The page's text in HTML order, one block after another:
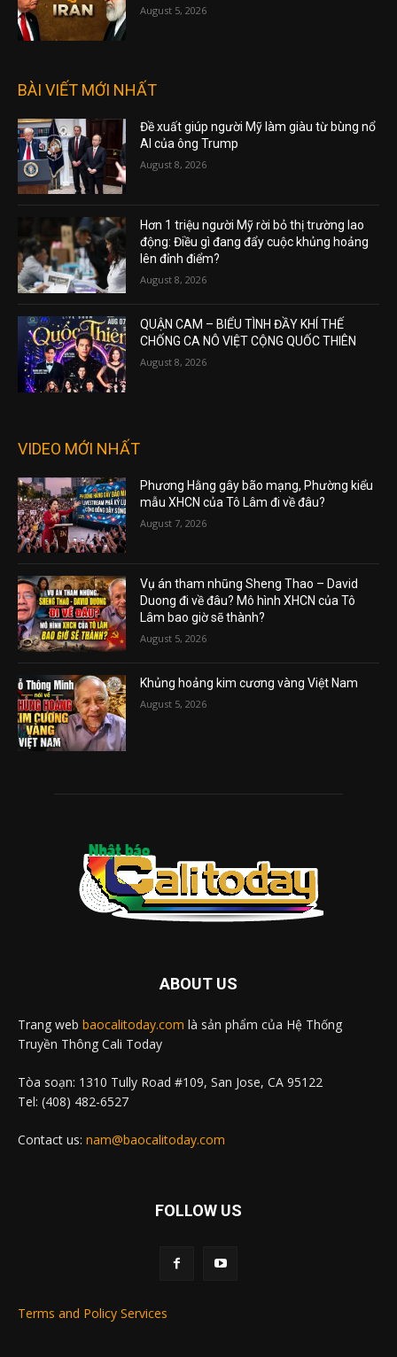
August 5, 2026
BÀI VIẾT MỚI NHẤT
Đề xuất giúp người Mỹ làm giàu từ bùng nổ
AI của ông Trump
August 8, 2026
Hơn 1 triệu người Mỹ rời bỏ thị trường lao
động: Điều gì đang đẩy cuộc khủng hoảng
lên đỉnh điểm?
August 8, 2026
QUẬN CAM – BIỂU TÌNH ĐẦY KHÍ THẾ
CHỐNG CA NÔ VIỆT CỘNG QUỐC THIÊN
August 8, 2026
VIDEO MỚI NHẤT
Phương Hằng gây bão mạng, Phường kiểu
mẫu XHCN của Tô Lâm đi về đâu?
August 7, 2026
Vụ án tham nhũng Sheng Thao – David
Duong đi về đâu? Mô hình XHCN của Tô
Lâm bao giờ sẽ thành?
August 5, 2026
Khủng hoảng kim cương vàng Việt Nam
August 5, 2026
ABOUT US
Trang web baocalitoday.com là sản phẩm của Hệ Thống
Truyền Thông Cali Today
Tòa soạn: 1310 Tully Road #109, San Jose, CA 95122
Tel: (408) 482-6527
Contact us: nam@baocalitoday.com
FOLLOW US
Terms and Policy Services